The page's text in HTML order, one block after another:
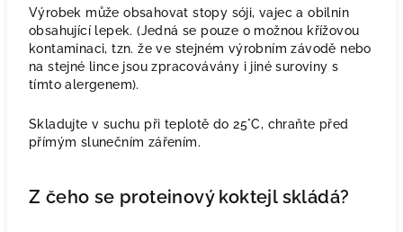
Výrobek může obsahovat stopy sóji, vajec a obilnin
obsahující lepek. (Jedná se pouze o možnou křížovou
kontaminaci, tzn. že ve stejném výrobním závodě nebo
na stejné lince jsou zpracovávány i jiné suroviny s
tímto alergenem).
Skladujte v suchu při teplotě do 25°C, chraňte před
přímým slunečním zářením.
Z čeho se proteinový koktejl skládá?